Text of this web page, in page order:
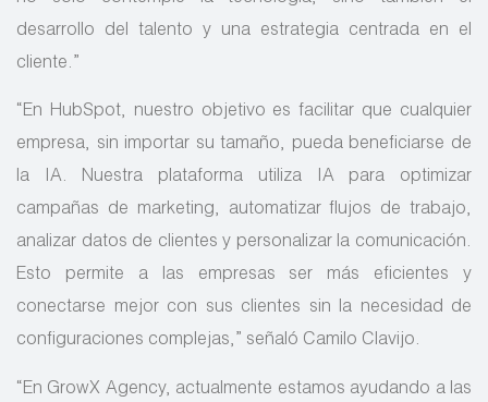
desarrollo del talento y una estrategia centrada en el
cliente.”
“En HubSpot, nuestro objetivo es facilitar que cualquier
empresa, sin importar su tamaño, pueda beneficiarse de
la IA. Nuestra plataforma utiliza IA para optimizar
campañas de marketing, automatizar flujos de trabajo,
analizar datos de clientes y personalizar la comunicación.
Esto permite a las empresas ser más eficientes y
conectarse mejor con sus clientes sin la necesidad de
configuraciones complejas,” señaló Camilo Clavijo.
“En GrowX Agency, actualmente estamos ayudando a las